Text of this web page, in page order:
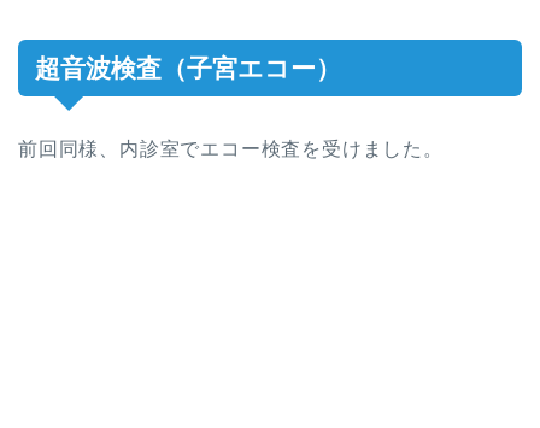
超音波検査（子宮エコー）
前回同様、内診室でエコー検査を受けました。